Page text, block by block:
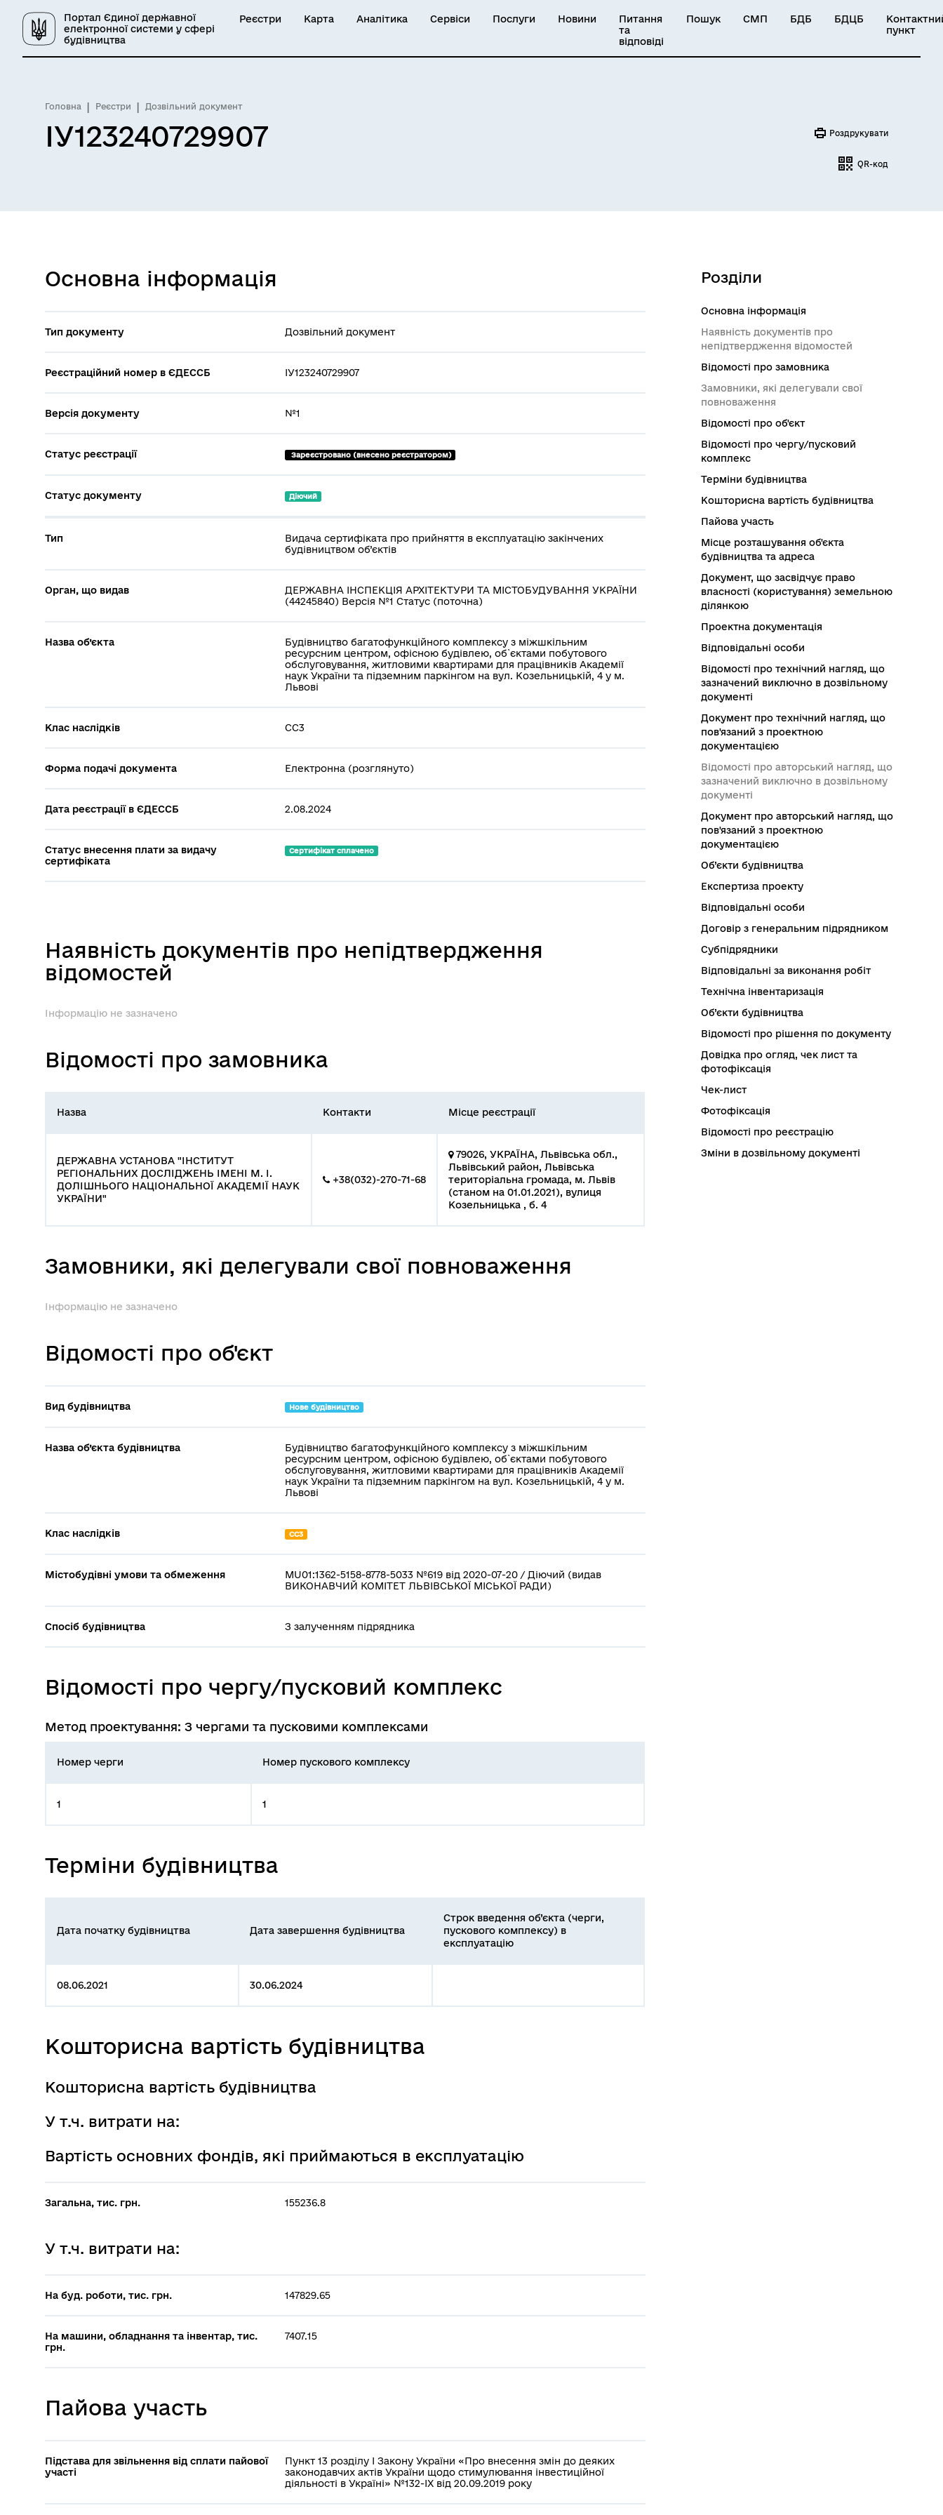
Портал Єдиної державної
електронної системи у сфері
будівництва
Реєстри Карта Аналітика Сервіси Послуги Новини
Питання
та
відповіді
Пошук СМП БДБ БДЦБ
пункт
Головна Реєстри Дозвільний документ
ІУ123240729907 Роздрукувати
QR-код
Основна інформація
Тип документу Дозвільний документ
Реєстраційний номер в ЄДЕССБ ІУ123240729907
Версія документу №1
Статус реєстрації Зареєстровано (внесено реєстратором)
Статус документу Діючий
Тип
Видача сертифіката про прийняття в експлуатацію закінчених
будівництвом об’єктів
Орган, що видав
ДЕРЖАВНА ІНСПЕКЦІЯ АРХІТЕКТУРИ ТА МІСТОБУДУВАННЯ УКРАЇНИ
(44245840) Версія №1 Статус (поточна)
Назва об’єкта
Будівництво багатофункційного комплексу з міжшкільним
ресурсним центром, офісною будівлею, об`єктами побутового
обслуговування, житловими квартирами для працівників Академії
наук України та підземним паркінгом на вул. Козельницькій, 4 у м.
Львові
Клас наслідків СС3
Форма подачі документа Електронна (розглянуто)
Дата реєстрації в ЄДЕССБ 2.08.2024
Статус внесення плати за видачу
сертифіката
Сертифікат сплачено
Наявність документів про непідтвердження
відомостей
Інформацію не зазначено
Відомості про замовника
Назва Контакти Місце реєстрації
ДЕРЖАВНА УСТАНОВА "ІНСТИТУТ
РЕГІОНАЛЬНИХ ДОСЛІДЖЕНЬ ІМЕНІ М. І.
ДОЛІШНЬОГО НАЦІОНАЛЬНОЇ АКАДЕМІЇ НАУК
УКРАЇНИ"
+38(032)-270-71-68
79026, УКРАЇНА, Львівська обл.,
Львівський район, Львівська
територіальна громада, м. Львів
(станом на 01.01.2021), вулиця
Козельницька , б. 4
Замовники, які делегували свої повноваження
Інформацію не зазначено
Відомості про об'єкт
Вид будівництва Нове будівництво
Назва об’єкта будівництва
Будівництво багатофункційного комплексу з міжшкільним
ресурсним центром, офісною будівлею, об`єктами побутового
обслуговування, житловими квартирами для працівників Академії
наук України та підземним паркінгом на вул. Козельницькій, 4 у м.
Львові
Клас наслідків СС3
Містобудівні умови та обмеження
MU01:1362-5158-8778-5033 №619 від 2020-07-20 / Діючий (видав
ВИКОНАВЧИЙ КОМІТЕТ ЛЬВІВСЬКОЇ МІСЬКОЇ РАДИ)
Спосіб будівництва З залученням підрядника
Відомості про чергу/пусковий комплекс
Метод проектування: З чергами та пусковими комплексами
Номер черги Номер пускового комплексу
1 1
Терміни будівництва
Дата початку будівництва Дата завершення будівництва
Строк введення об’єкта (черги,
пускового комплексу) в
експлуатацію
08.06.2021 30.06.2024
Кошторисна вартість будівництва
Кошторисна вартість будівництва
У т.ч. витрати на:
Вартість основних фондів, які приймаються в експлуатацію
Загальна, тис. грн. 155236.8
У т.ч. витрати на:
На буд. роботи, тис. грн. 147829.65
На машини, обладнання та інвентар, тис.
грн.
7407.15
Пайова участь
Підстава для звільнення від сплати пайової
участі
Пункт 13 розділу І Закону України «Про внесення змін до деяких
законодавчих актів України щодо стимулювання інвестиційної
діяльності в Україні» №132-IX від 20.09.2019 року
Розділи
Основна інформація
Наявність документів про
непідтвердження відомостей
Відомості про замовника
Замовники, які делегували свої
повноваження
Відомості про об'єкт
Відомості про чергу/пусковий
комплекс
Терміни будівництва
Кошторисна вартість будівництва
Пайова участь
Місце розташування об'єкта
будівництва та адреса
Документ, що засвідчує право
власності (користування) земельною
ділянкою
Проектна документація
Відповідальні особи
Відомості про технічний нагляд, що
зазначений виключно в дозвільному
документі
Документ про технічний нагляд, що
пов'язаний з проектною
документацією
Відомості про авторський нагляд, що
зазначений виключно в дозвільному
документі
Документ про авторський нагляд, що
пов'язаний з проектною
документацією
Об’єкти будівництва
Експертиза проекту
Відповідальні особи
Договір з генеральним підрядником
Субпідрядники
Відповідальні за виконання робіт
Технічна інвентаризація
Об’єкти будівництва
Відомості про рішення по документу
Довідка про огляд, чек лист та
фотофіксація
Чек-лист
Фотофіксація
Відомості про реєстрацію
Зміни в дозвільному документі